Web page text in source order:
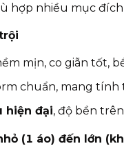
hợp nhiều mục
mịn, co giãn tốt,
chuẩn, mang tính
hiện đại, độ bền trên
(1 áo) đến lớn